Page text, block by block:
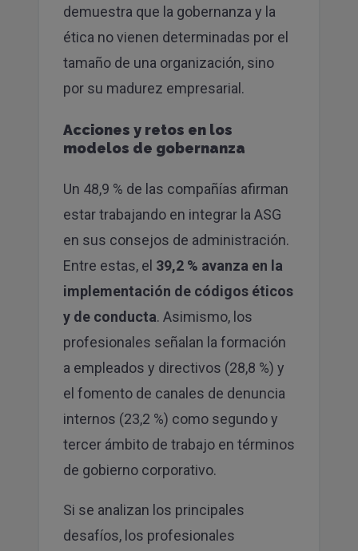
demuestra que la gobernanza y la
ética no vienen determinadas por el
tamaño de una organización, sino
por su madurez empresarial.
Acciones y retos en los
modelos de gobernanza
Un 48,9 % de las compañías afirman
estar trabajando en integrar la ASG
en sus consejos de administración.
Entre estas, el 39,2 % avanza en la
implementación de códigos éticos
y de conducta. Asimismo, los
profesionales señalan la formación
a empleados y directivos (28,8 %) y
el fomento de canales de denuncia
internos (23,2 %) como segundo y
tercer ámbito de trabajo en términos
de gobierno corporativo.
Si se analizan los principales
desafíos, los profesionales